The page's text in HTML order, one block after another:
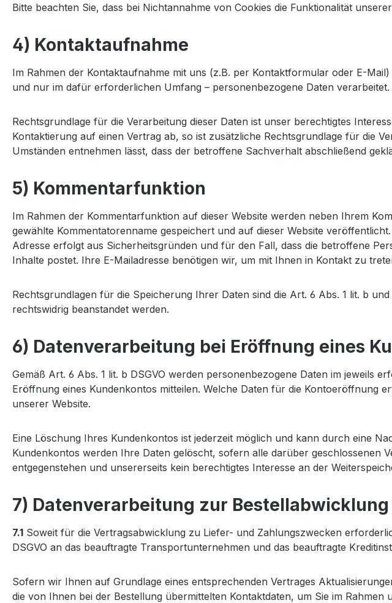
Bitte beachten Sie, dass bei Nichtannahme von Cookies die Funktionalität
4) Kontaktaufnahme
Im Rahmen der Kontaktaufnahme mit uns (z.B. per Kontaktformular oder E-
und nur im dafür erforderlichen Umfang – personenbezogene Daten verarbeitet.
Rechtsgrundlage für die Verarbeitung dieser Daten ist unser berechtigtes
Kontaktierung auf einen Vertrag ab, so ist zusätzliche Rechtsgrundlage für die
Umständen entnehmen lässt, dass der betroffene Sachverhalt abschließend
5) Kommentarfunktion
Im Rahmen der Kommentarfunktion auf dieser Website werden neben Ihrem
gewählte Kommentatorenname gespeichert und auf dieser Website
Adresse erfolgt aus Sicherheitsgründen und für den Fall, dass die betroffene
Inhalte postet. Ihre E-Mailadresse benötigen wir, um mit Ihnen in Kontakt zu
Rechtsgrundlagen für die Speicherung Ihrer Daten sind die Art. 6 Abs. 1 lit. b
rechtswidrig beanstandet werden.
6) Datenverarbeitung bei Eröffnung eines
Gemäß Art. 6 Abs. 1 lit. b DSGVO werden personenbezogene Daten im jeweils
Eröffnung eines Kundenkontos mitteilen. Welche Daten für die Kontoeröffnung
unserer Website.
Eine Löschung Ihres Kundenkontos ist jederzeit möglich und kann durch eine
Kundenkontos werden Ihre Daten gelöscht, sofern alle darüber geschlossenen
entgegenstehen und unsererseits kein berechtigtes Interesse an der
7) Datenverarbeitung zur Bestellabwicklung
7.1 Soweit für die Vertragsabwicklung zu Liefer- und Zahlungszwecken
DSGVO an das beauftragte Transportunternehmen und das beauftragte
Sofern wir Ihnen auf Grundlage eines entsprechenden Vertrages
die von Ihnen bei der Bestellung übermittelten Kontaktdaten, um Sie im